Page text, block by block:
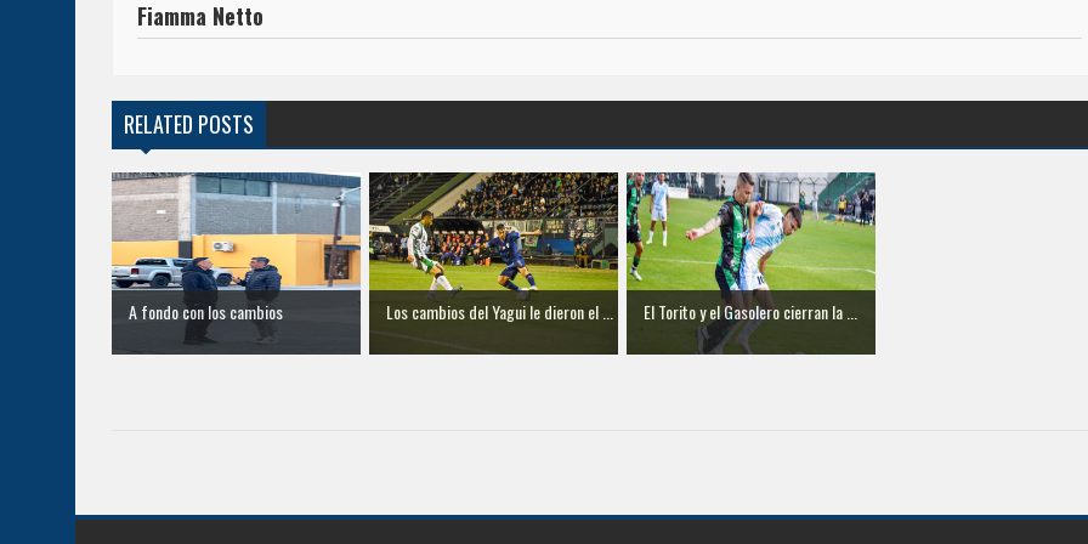
Fiamma Netto
RELATED POSTS
A fondo con los cambios Los cambios del Yagui le dieron el ... El Torito y el Gasolero cierran la ...